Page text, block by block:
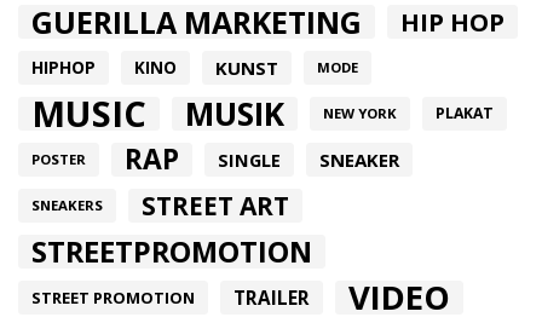
GUERILLA MARKETING HIP HOP
HIPHOP KINO KUNST MODE
MUSIC MUSIK NEW YORK PLAKAT
POSTER RAP SINGLE SNEAKER
SNEAKERS STREET ART
STREETPROMOTION
STREET PROMOTION TRAILER VIDEO